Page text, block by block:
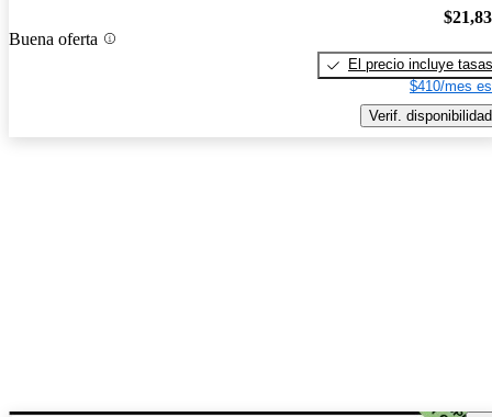
Buena oferta
El precio incluye tasas
$410/mes
Verif. disponibilidad